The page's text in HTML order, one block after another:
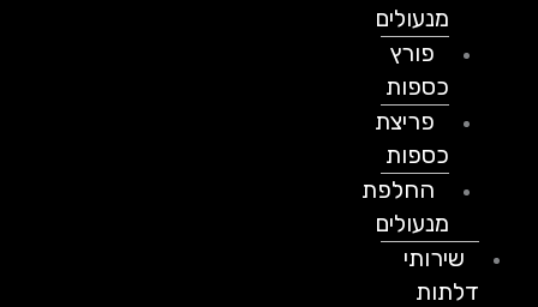
מנעולים
פורץ
כספות
פריצת
כספות
החלפת
מנעולים
שירותי
דלתות